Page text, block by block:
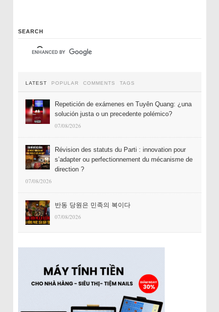
SEARCH
LATEST POPULAR COMMENTS TAGS
Repetición de exámenes en Tuyên Quang: ¿una
solución justa o un precedente polémico?
07/08/2026
Révision des statuts du Parti : innovation pour
s’adapter ou perfectionnement du mécanisme de
direction ?
07/08/2026
반동 당원은 민족의 복이다
07/08/2026